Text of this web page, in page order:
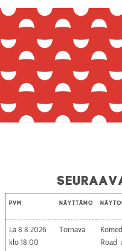
Pvm Näyttämö
La 8.8.2026
18:00
Törnävä
Road